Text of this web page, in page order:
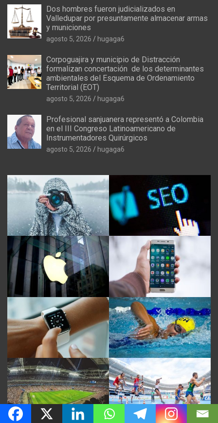
Dos hombres fueron judicializados en
Valledupar por presuntamente almacenar armas
y municiones
agosto 5, 2026 hugaga6
Corpoguajira y municipio de Distracción
formalizan concertación de los determinantes
ambientales del Esquema de Ordenamiento
Territorial (EOT)
agosto 5, 2026 hugaga6
Profesional sanjuanera representó a Colombia
en el III Congreso Latinoamericano de
Instrumentadores Quirúrgicos
agosto 5, 2026 hugaga6